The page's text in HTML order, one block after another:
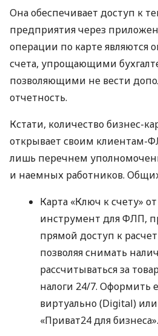
Она обеспечивает доступ к
предприятия через
операции по карте являются
счета, упрощающими
позволяющими не вести
отчетность.
Кстати, количество бизнес-
открывает своим клиентам-
лишь перечнем
и наемных работников.
Карта «Ключ к счету»
инструмент для ФЛП,
прямой доступ к
позволяя снимать
рассчитываться за
налоги 24/7. Оформить
виртуально (Digital)
«Приват24 для бизнеса».